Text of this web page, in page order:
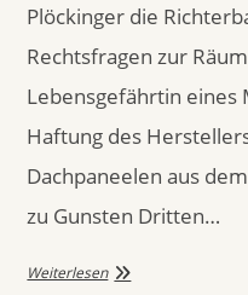
Plöckinger die
Rechtsfragen zur
Lebensgefährtin
Haftung des
Dachpaneelen aus
zu Gunsten Dritten…
Weiterlesen